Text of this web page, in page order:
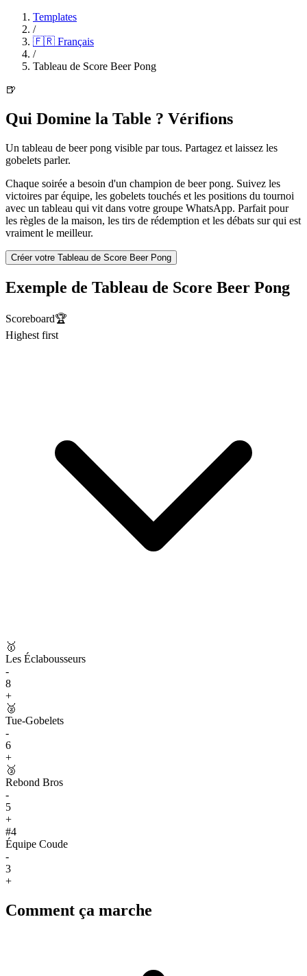
Templates
/
🇫🇷 Français
/
Tableau de Score Beer Pong
🍺
Qui Domine la Table ? Vérifions
Un tableau de beer pong visible par tous. Partagez et laissez les
gobelets parler.
Chaque soirée a besoin d'un champion de beer pong. Suivez les
victoires par équipe, les gobelets touchés et les positions du tournoi
avec un tableau qui vit dans votre groupe WhatsApp. Parfait pour
les règles de la maison, les tirs de rédemption et les débats sur qui est
vraiment le meilleur.
Créer votre Tableau de Score Beer Pong
Exemple de Tableau de Score Beer Pong
Scoreboard🏆
Highest first
🥇
Les Éclabousseurs
-
8
+
🥈
Tue-Gobelets
-
6
+
🥉
Rebond Bros
-
5
+
#4
Équipe Coude
-
3
+
Comment ça marche